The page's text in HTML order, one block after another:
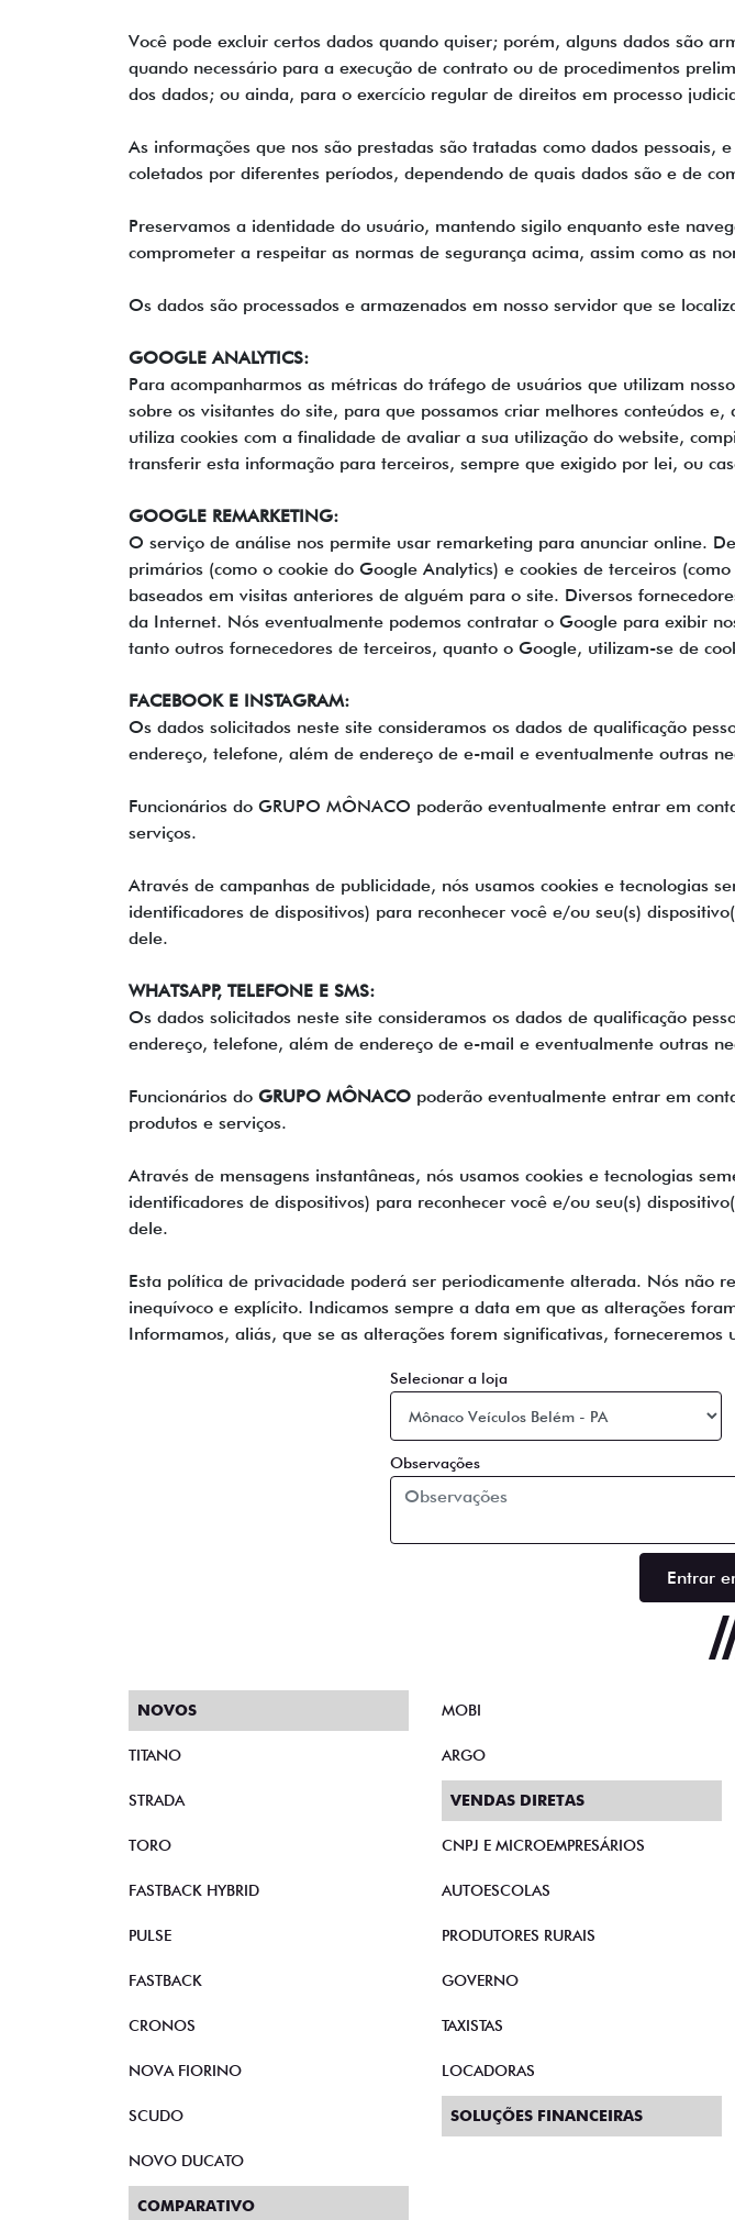
Você pode excluir certos dados quando quiser; porém, alguns dados são
quando necessário para a execução de contrato ou de procedimentos
dos dados; ou ainda, para o exercício regular de direitos em processo
As informações que nos são prestadas são tratadas como dados pessoais,
coletados por diferentes períodos, dependendo de quais dados são e de
Preservamos a identidade do usuário, mantendo sigilo enquanto este
comprometer a respeitar as normas de segurança acima, assim como as
Os dados são processados e armazenados em nosso servidor que se
GOOGLE ANALYTICS:
Para acompanharmos as métricas do tráfego de usuários que utilizam
sobre os visitantes do site, para que possamos criar melhores conteúdos
utiliza cookies com a finalidade de avaliar a sua utilização do website,
transferir esta informação para terceiros, sempre que exigido por lei, ou
GOOGLE REMARKETING:
O serviço de análise nos permite usar remarketing para anunciar online.
primários (como o cookie do Google Analytics) e cookies de terceiros
baseados em visitas anteriores de alguém para o site. Diversos
da Internet. Nós eventualmente podemos contratar o Google para exibir
tanto outros fornecedores de terceiros, quanto o Google, utilizam-se de
FACEBOOK E INSTAGRAM:
Os dados solicitados neste site consideramos os dados de qualificação
endereço, telefone, além de endereço de e-mail e eventualmente outras
Funcionários do GRUPO MÔNACO poderão eventualmente entrar em
serviços.
Através de campanhas de publicidade, nós usamos cookies e tecnologias
identificadores de dispositivos) para reconhecer você e/ou seu(s)
dele.
WHATSAPP, TELEFONE E SMS:
Os dados solicitados neste site consideramos os dados de qualificação
endereço, telefone, além de endereço de e-mail e eventualmente outras
Funcionários do GRUPO MÔNACO poderão eventualmente entrar em
produtos e serviços.
Através de mensagens instantâneas, nós usamos cookies e tecnologias
identificadores de dispositivos) para reconhecer você e/ou seu(s)
dele.
Esta política de privacidade poderá ser periodicamente alterada. Nós não
inequívoco e explícito. Indicamos sempre a data em que as alterações
Informamos, aliás, que se as alterações forem significativas, forneceremos
Selecionar a loja
Observações
Entrar
NOVOS
TITANO
STRADA
TORO
FASTBACK HYBRID
PULSE
FASTBACK
CRONOS
NOVA FIORINO
SCUDO
NOVO DUCATO
MOBI
ARGO
VENDAS DIRETAS
CNPJ E MICROEMPRESÁRIOS
AUTOESCOLAS
PRODUTORES RURAIS
GOVERNO
TAXISTAS
LOCADORAS
SOLUÇÕES FINANCEIRAS
COMPARATIVO